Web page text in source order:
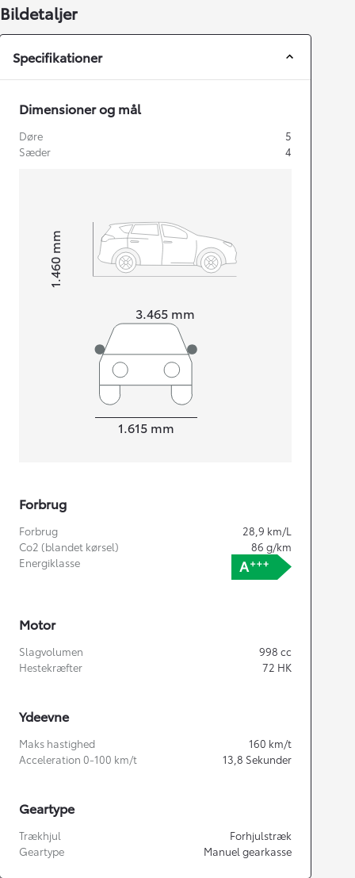
Bildetaljer
Specifikationer
Dimensioner og mål
Døre
5
Sæder
4
3.465 mm
Højt1.460
mm
1.615 mm
Forbrug
Forbrug 28,9 km/L
Co2 (blandet kørsel)
86 g/km
Energiklasse
Motor
Slagvolumen 998 cc
Hestekræfter
72 HK
Ydeevne
Maks hastighed 160 km/t
Acceleration 0-100 km/t
13,8 Sekunder
Geartype
Trækhjul
Forhjulstræk
Geartype
Manuel gearkasse